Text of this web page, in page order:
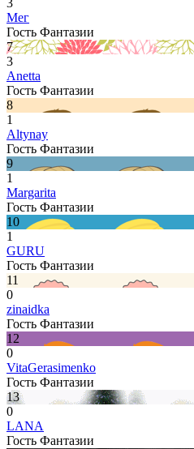
Мег
Гость Фантазии
7
3
Anetta
Гость Фантазии
8
1
Altynay
Гость Фантазии
9
1
Margarita
Гость Фантазии
10
1
GURU
Гость Фантазии
11
0
zinaidka
Гость Фантазии
12
0
VitaGerasimenko
Гость Фантазии
13
0
LANA
Гость Фантазии